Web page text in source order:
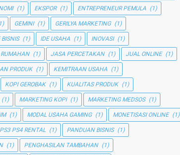
(1) EKSPOR (1) ENTREPRENEUR PEMULA (1)
GEMINI (1) GERILYA MARKETING (1)
BISNIS (1) IDE USAHA (1) INOVASI (1)
(1) JASA PERCETAKAN (1) JUAL ONLINE (1)
PRODUK (1) KEMITRAAN USAHA (1)
KOPI GEROBAK (1) KUALITAS PRODUK (1)
(1) MARKETING KOPI (1) MARKETING MEDSOS (1)
(1) MODAL USAHA GAMING (1) MONETISASI ONLINE (1)
PS3 PS4 RENTAL (1) PANDUAN BISNIS (1)
(1) PENGHASILAN TAMBAHAN (1)